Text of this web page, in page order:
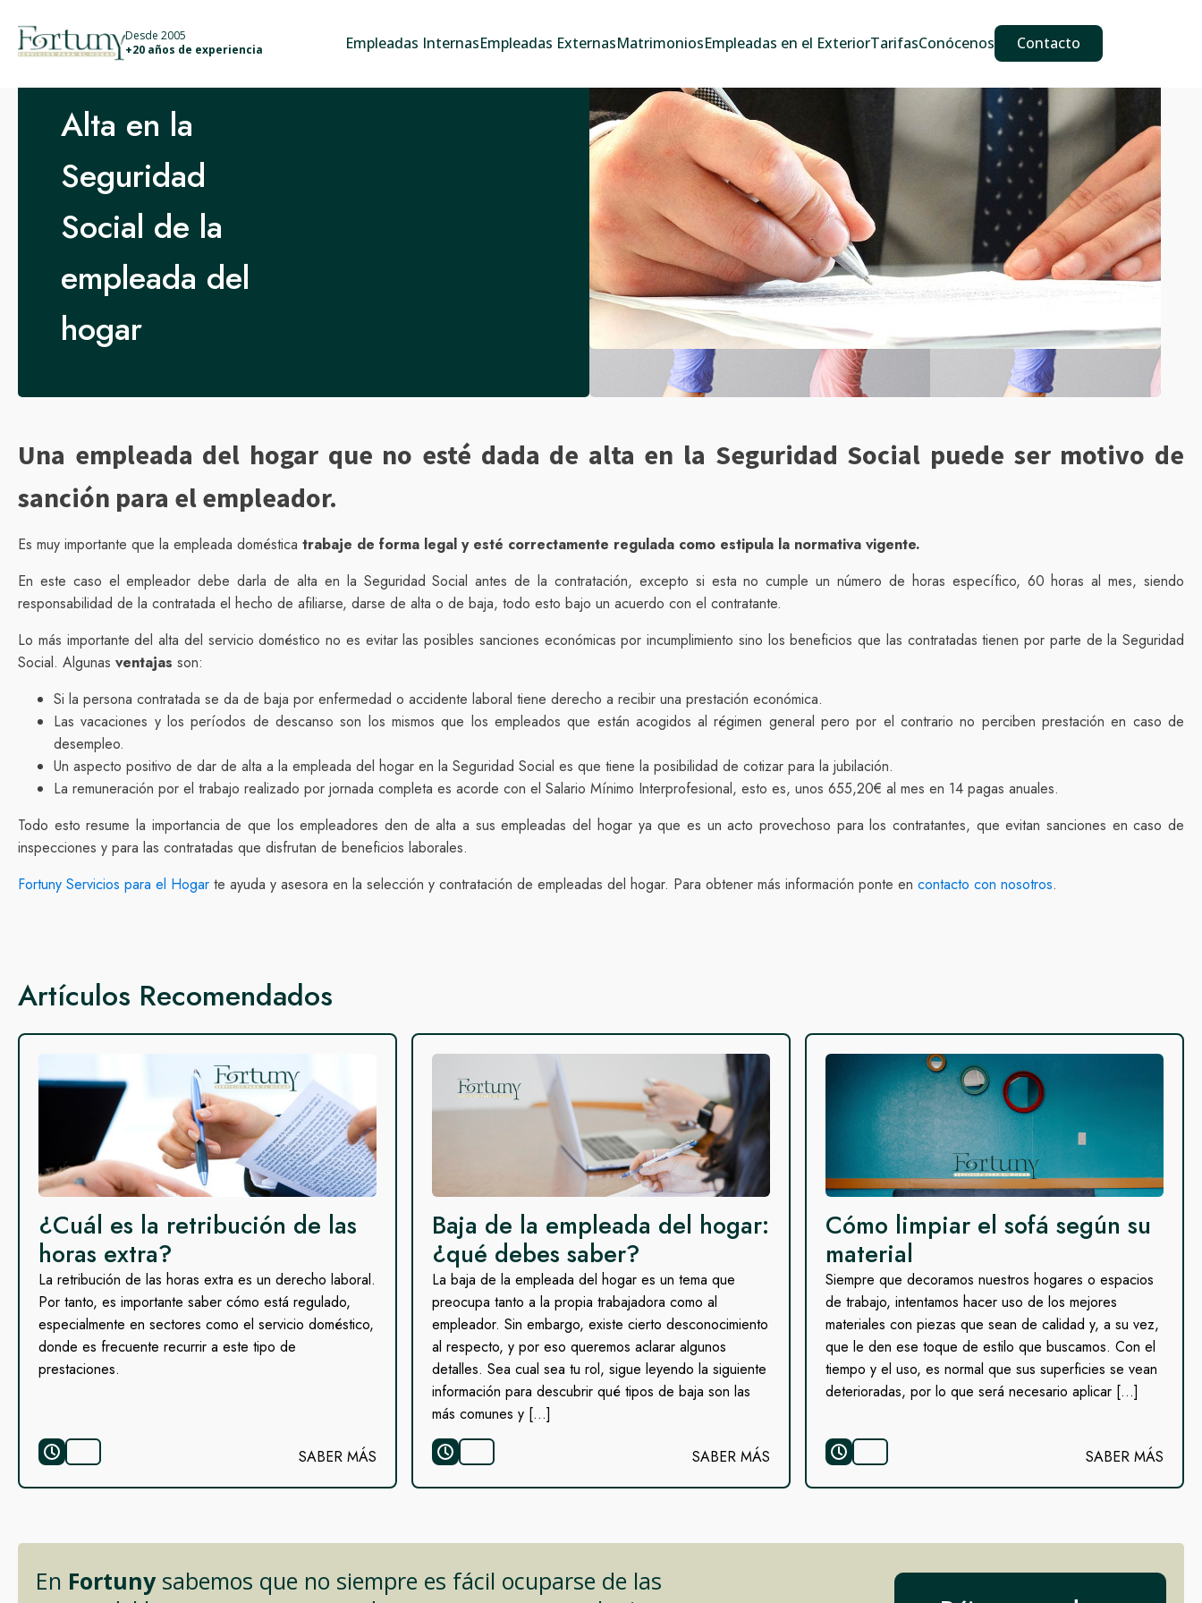
Desde 2005
+20 años de experiencia
Empleadas InternasEmpleadas ExternasMatrimoniosEmpleadas en el ExteriorTarifasConócenos Contacto
Alta en la
Seguridad
Social de la
empleada del
hogar
Una empleada del hogar que no esté dada de alta en la Seguridad Social puede ser motivo de
sanción para el empleador.
Es muy importante que la empleada doméstica trabaje de forma legal y esté correctamente regulada como estipula la normativa vigente.
En este caso el empleador debe darla de alta en la Seguridad Social antes de la contratación, excepto si esta no cumple un número de horas específico, 60 horas al mes, siendo
responsabilidad de la contratada el hecho de afiliarse, darse de alta o de baja, todo esto bajo un acuerdo con el contratante.
Lo más importante del alta del servicio doméstico no es evitar las posibles sanciones económicas por incumplimiento sino los beneficios que las contratadas tienen por parte de la Seguridad
Social. Algunas ventajas son:
Si la persona contratada se da de baja por enfermedad o accidente laboral tiene derecho a recibir una prestación económica.
Las vacaciones y los períodos de descanso son los mismos que los empleados que están acogidos al régimen general pero por el contrario no perciben prestación en caso de
desempleo.
Un aspecto positivo de dar de alta a la empleada del hogar en la Seguridad Social es que tiene la posibilidad de cotizar para la jubilación.
La remuneración por el trabajo realizado por jornada completa es acorde con el Salario Mínimo Interprofesional, esto es, unos 655,20€ al mes en 14 pagas anuales.
Todo esto resume la importancia de que los empleadores den de alta a sus empleadas del hogar ya que es un acto provechoso para los contratantes, que evitan sanciones en caso de
inspecciones y para las contratadas que disfrutan de beneficios laborales.
Fortuny Servicios para el Hogar te ayuda y asesora en la selección y contratación de empleadas del hogar. Para obtener más información ponte en contacto con nosotros.
Artículos Recomendados
¿Cuál es la retribución de las
horas extra?
La retribución de las horas extra es un derecho laboral.
Por tanto, es importante saber cómo está regulado,
especialmente en sectores como el servicio doméstico,
donde es frecuente recurrir a este tipo de
prestaciones.
SABER MÁS
Baja de la empleada del hogar:
¿qué debes saber?
La baja de la empleada del hogar es un tema que
preocupa tanto a la propia trabajadora como al
empleador. Sin embargo, existe cierto desconocimiento
al respecto, y por eso queremos aclarar algunos
detalles. Sea cual sea tu rol, sigue leyendo la siguiente
información para descubrir qué tipos de baja son las
más comunes y […]
SABER MÁS
Cómo limpiar el sofá según su
material
Siempre que decoramos nuestros hogares o espacios
de trabajo, intentamos hacer uso de los mejores
materiales con piezas que sean de calidad y, a su vez,
que le den ese toque de estilo que buscamos. Con el
tiempo y el uso, es normal que sus superficies se vean
deterioradas, por lo que será necesario aplicar […]
SABER MÁS
En Fortunysabemos que no siempre es fácil ocuparse de las